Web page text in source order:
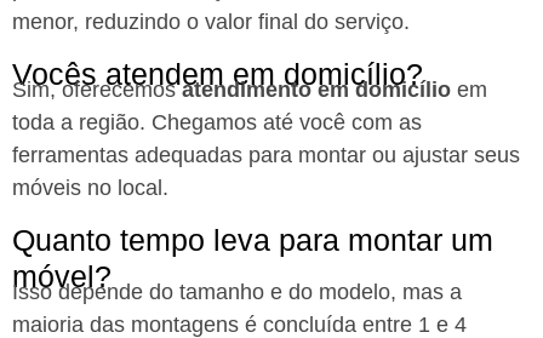
menor, reduzindo o valor final do serviço.
Vocês atendem em domicílio?
Sim, oferecemosatendimento em domicílio em
toda a região. Chegamos até você com as
ferramentas adequadas para montar ou ajustar seus
móveis no local.
Quanto tempo leva para montar um
móvel?
Isso depende do tamanho e do modelo, mas a
maioria das montagens é concluída entre 1 e 4